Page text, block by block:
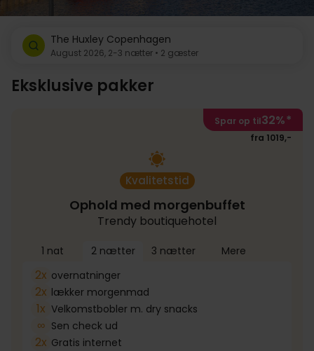
The Huxley Copenhagen
August 2026, 2-3 nætter • 2 gæster
Eksklusive pakker
Spar op til32%*
fra 1019,-
Kvalitetstid
Ophold med morgenbuffet
Trendy boutiquehotel
1 nat 2 nætter 3 nætter Mere
2x overnatninger
2x lækker morgenmad
1x Velkomstbobler m. dry snacks
∞ Sen check ud
2x Gratis internet